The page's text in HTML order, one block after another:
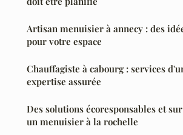
Artisan menuisier à annecy : des
pour votre espace
Chauffagiste à cabourg : services
expertise assurée
Des solutions écoresponsables et
un menuisier à la rochelle